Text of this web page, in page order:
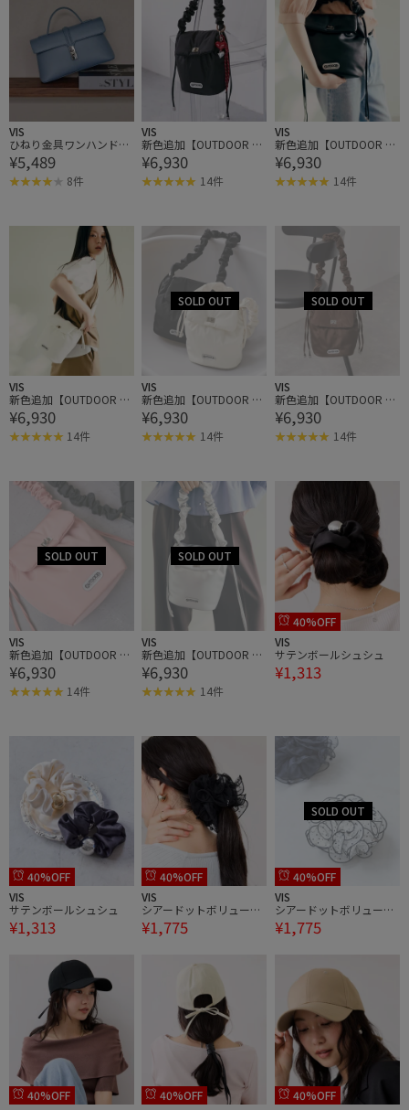
VIS
ひねり金具ワンハンドル
ミニショルダーバッグ/2
WAY,WEB限定カラーあり
¥5,489
8件
VIS
新色追加【OUTDOOR P
RODUCTS】VIS別注ドロ
ストミニショルダーバッ
¥6,930
14件
VIS
新色追加【OUTDOOR P
RODUCTS】VIS別注ドロ
ストミニショルダーバッ
¥6,930
14件
VIS
新色追加【OUTDOOR P
RODUCTS】VIS別注ドロ
ストミニショルダーバッ
グ
¥6,930
14件
VIS
新色追加【OUTDOOR P
RODUCTS】VIS別注ドロ
ストミニショルダーバッ
グ
¥6,930
14件
VIS
新色追加【OUTDOOR P
RODUCTS】VIS別注ドロ
ストミニショルダーバッ
グ
¥6,930
14件
VIS
新色追加【OUTDOOR P
RODUCTS】VIS別注ドロ
ストミニショルダーバッ
グ
¥6,930
14件
VIS
新色追加【OUTDOOR P
RODUCTS】VIS別注ドロ
ストミニショルダーバッ
グ
¥6,930
14件
40%OFF
VIS
サテンボールシュシュ
¥1,313
40%OFF
VIS
サテンボールシュシュ
¥1,313
40%OFF
VIS
シアードットボリューム
シュシュ
¥1,775
40%OFF
VIS
シアードットボリューム
シュシュ
¥1,775
40%OFF
40%OFF
40%OFF